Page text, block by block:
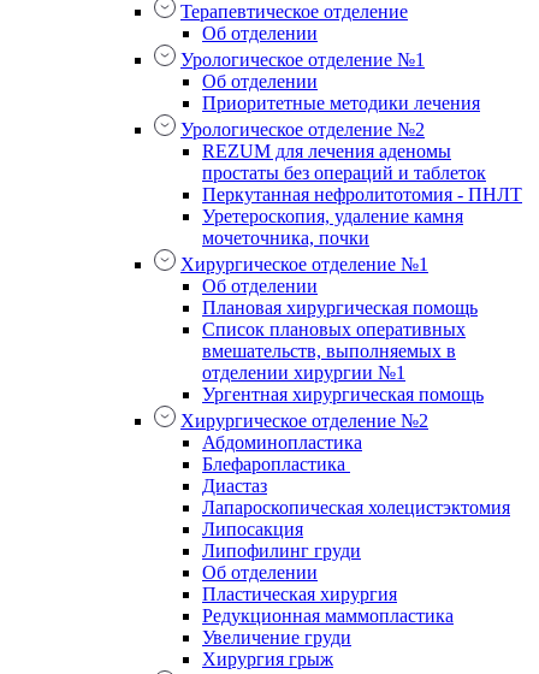
Терапевтическое отделение
Об отделении
Урологическое отделение №1
Об отделении
Приоритетные методики лечения
Урологическое отделение №2
REZUM для лечения аденомы
простаты без операций и таблеток
Перкутанная нефролитотомия - ПНЛТ
Уретероскопия, удаление камня
мочеточника, почки
Хирургическое отделение №1
Об отделении
Плановая хирургическая помощь
Список плановых оперативных
вмешательств, выполняемых в
отделении хирургии №1
Ургентная хирургическая помощь
Хирургическое отделение №2
Абдоминопластика
Блефаропластика
Диастаз
Лапароскопическая холецистэктомия
Липосакция
Липофилинг груди
Об отделении
Пластическая хирургия
Редукционная маммопластика
Увеличение груди
Хирургия грыж